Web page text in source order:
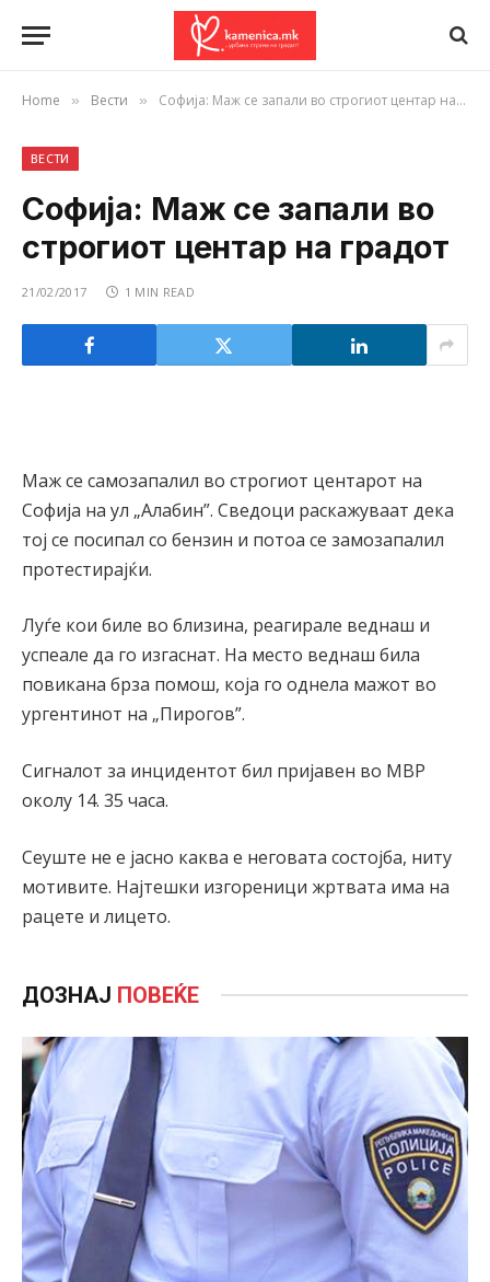
Home » Вести » Софија: Маж се запали во строгиот центар на градот
ВЕСТИ
Софија: Маж се запали во
строгиот центар на градот
21/02/2017 1 MIN READ
Маж се самозапалил во строгиот центарот на
Софија на ул „Алабин”. Сведоци раскажуваат дека
тој се посипал со бензин и потоа се замозапалил
протестирајќи.
Луѓе кои биле во близина, реагирале веднаш и
успеале да го изгаснат. На место веднаш била
повикана брза помош, која го однела мажот во
ургентинот на „Пирогов”.
Сигналот за инцидентот бил пријавен во МВР
околу 14. 35 часа.
Сеуште не е јасно каква e неговата состојба, ниту
мотивите. Најтешки изгореници жртвата има на
рацете и лицето.
ДОЗНАЈ ПОВЕЌЕ